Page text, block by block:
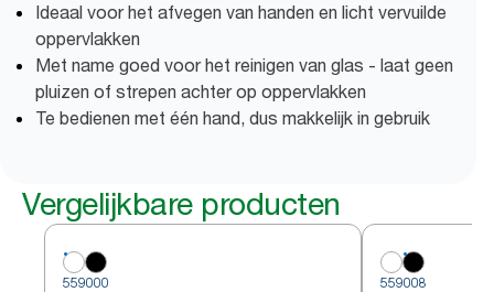
Ideaal voor het afvegen van handen en licht vervuilde
oppervlakken
Met name goed voor het reinigen van glas - laat geen
pluizen of strepen achter op oppervlakken
Te bedienen met één hand, dus makkelijk in gebruik
Vergelijkbare producten
559000 559008